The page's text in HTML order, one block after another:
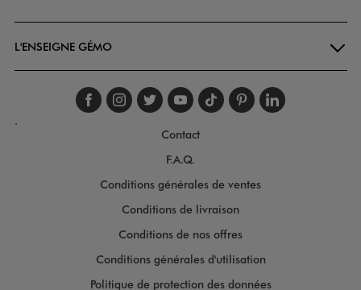
L'ENSEIGNE GÉMO
Suivez-nous sur
Suivez-nous sur
Suivez-nous sur
Suivez-nous
Suivez-nous
Suivez-
.
Contact
F.A.Q.
Conditions générales de ventes
Conditions de livraison
Conditions de nos offres
Conditions générales d'utilisation
Politique de protection des données